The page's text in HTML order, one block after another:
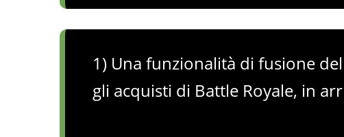
1) Una funzionalità di fusione
gli acquisti di Battle Royale, in